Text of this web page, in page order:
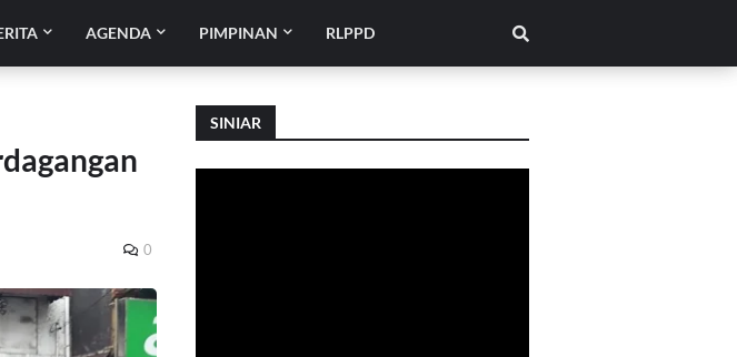
AGENDA PIMPINAN RLPPD
0
SINIAR